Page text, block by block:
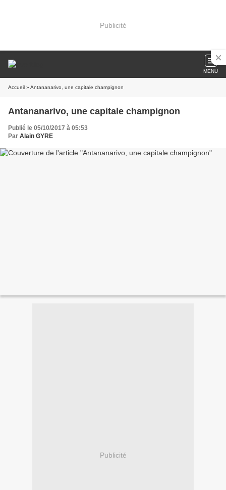
Publicité
MENU
Accueil » Antananarivo, une capitale champignon
Antananarivo, une capitale champignon
Publié le 05/10/2017 à 05:53
Par Alain GYRE
Publicité